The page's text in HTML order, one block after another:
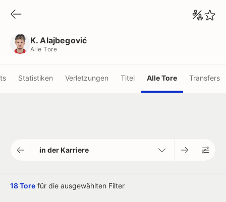
K. Alajbegović
Alle Tore
Statistiken Verletzungen Titel Alle Tore Transfers
in der Karriere
18 Tore für die ausgewählten Filter